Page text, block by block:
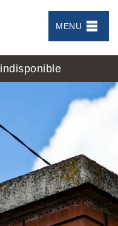
MENU
indisponible